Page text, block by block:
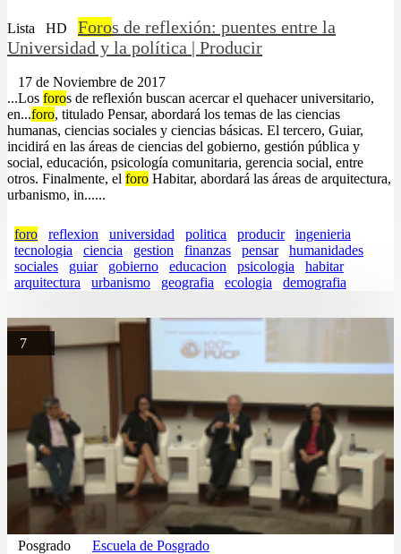
Lista HD Foros de reflexión: puentes entre la
Universidad y la política | Producir
17 de Noviembre de 2017
...Los foros de reflexión buscan acercar el quehacer universitario,
en...foro, titulado Pensar, abordará los temas de las ciencias
humanas, ciencias sociales y ciencias básicas. El tercero, Guiar,
incidirá en las áreas de ciencias del gobierno, gestión pública y
social, educación, psicología comunitaria, gerencia social, entre
otros. Finalmente, el foro Habitar, abordará las áreas de arquitectura,
urbanismo, in......
foro reflexion universidad politica producir
ingenieria
tecnologia
ciencia gestion finanzas pensar
humanidades
sociales
guiar gobierno educacion psicologia
habitar
arquitectura
urbanismo geografia ecologia demografia
7
Posgrado Escuela de Posgrado